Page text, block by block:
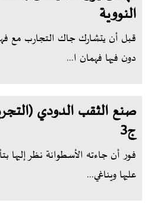
النووية
قبل أن يتشارك جاك التجارب مع
دون فيها فهمان ا...
صنع الثقب الدودي
ج3
فور أن جاءته الأسطوانة نظر إليها
عليها ويناغي...